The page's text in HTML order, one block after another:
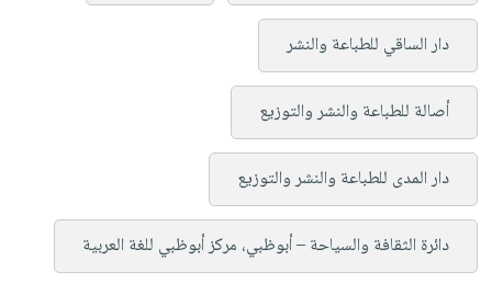
دار الساقي للطباعة والنشر
أصالة للطباعة والنشر والتوزيع
دار المدى للطباعة والنشر والتوزيع
دائرة الثقافة والسياحة – أبوظبي، مركز أبوظبي للغة العربية